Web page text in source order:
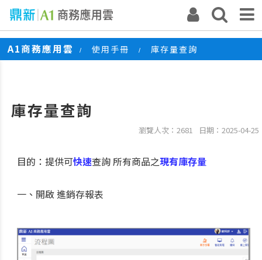
A1商務應用雲 / 使用手冊 / 庫存量查詢
庫存量查詢
瀏覽人次：2681 日期：2025-04-25
目的： 提供可快速查詢 所有商品之現有庫存量
一、開啟 進銷存報表